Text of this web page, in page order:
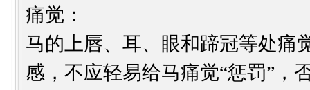
痛觉：
马的上唇、耳、眼和蹄冠等处痛
感，不应轻易给马痛觉“惩罚”，